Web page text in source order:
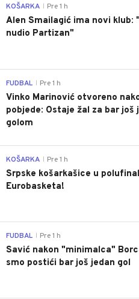
KOŠARKA Pre 1 h
Alen Smailagić ima novi klub:
nudio Partizan"
FUDBAL Pre 1 h
Vinko Marinović otvoreno
pobjede: Ostaje žal za bar još
golom
KOŠARKA Pre 1 h
Srpske košarkašice u
Eurobasketa!
FUDBAL Pre 1 h
Savić nakon "minimalca"
smo postići bar još jedan gol